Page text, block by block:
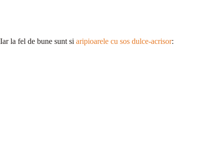
Iar la fel de bune sunt si aripioarele cu sos dulce-acrisor: